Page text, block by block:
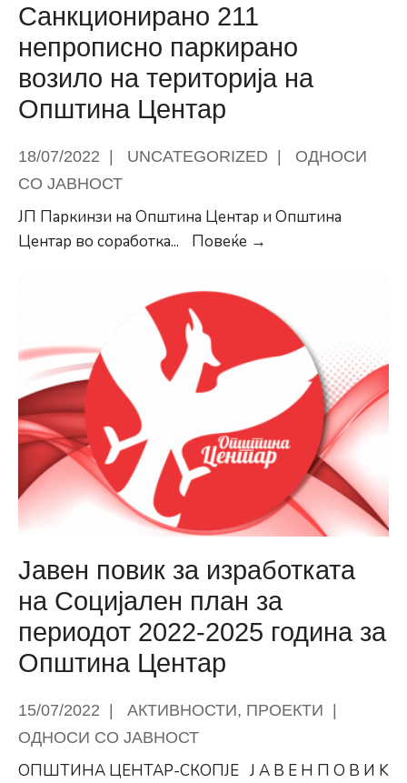
Санкционирано 211
непрописно паркирано
возило на територија на
Општина Центар
18/07/2022 | UNCATEGORIZED |
ОДНОСИ
СО ЈАВНОСТ
ЈП Паркинзи на Општина Центар и Општина
Центар во соработка... Повеќе →
паркирано
возило
на
територија
на
Општина
Центар
Јавен повик за изработката
на Социјален план за
периодот 2022-2025 година за
Општина Центар
15/07/2022 АКТИВНОСТИ, ПРОЕКТИ
ОДНОСИ СО ЈАВНОСТ
ОПШТИНА ЦЕНТАР-СКОПЈЕ Ј А В Е Н П О В И K